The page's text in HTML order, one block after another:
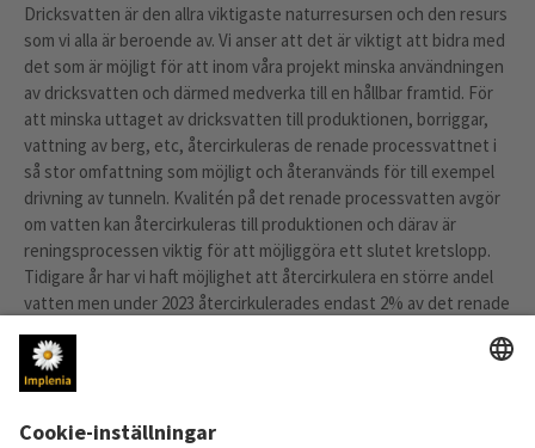
Dricksvatten är den allra viktigaste naturresursen och den resurs
som vi alla är beroende av. Vi anser att det är viktigt att bidra med
det som är möjligt för att inom våra projekt minska användningen
av dricksvatten och därmed medverka till en hållbar framtid. För
att minska uttaget av dricksvatten till produktionen, borriggar,
vattning av berg, etc, återcirkuleras de renade processvattnet i
så stor omfattning som möjligt och återanvänds för till exempel
drivning av tunneln. Kvalitén på det renade processvatten avgör
om vatten kan återcirkuleras till produktionen och därav är
reningsprocessen viktig för att möjliggöra ett slutet kretslopp.
Tidigare år har vi haft möjlighet att återcirkulera en större andel
vatten men under 2023 återcirkulerades endast 2% av det renade
aktivt samarbetar med flera leverantörer ökar möjligheten att
hitta den optimala vattenreningstekniken. Fokus ligger främst på
från metaller, krom och kväve.